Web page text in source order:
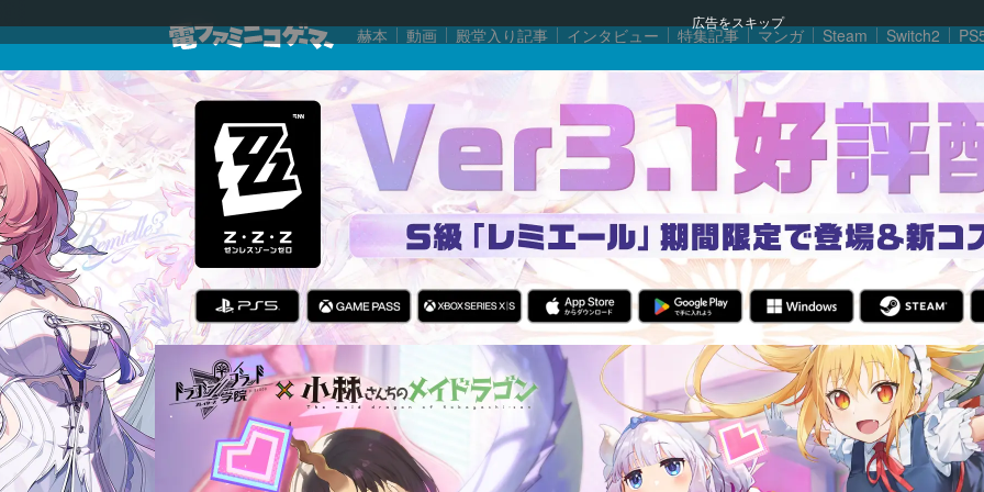
広告をスキップ
赫本 動画 殿堂入り記事 インタビュー 特集記事 マンガ Steam Switch2